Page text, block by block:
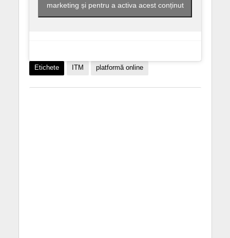
marketing și pentru a activa acest conținut
Etichete ITM platformă online